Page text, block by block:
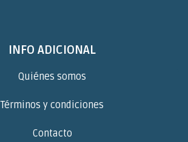
INFO ADICIONAL
Quiénes somos
Términos y condiciones
Contacto